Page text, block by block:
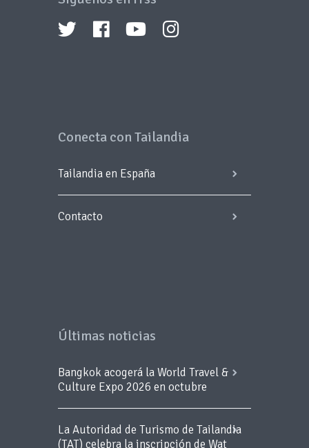
Conecta con Tailandia
Tailandia en España
Contacto
Últimas noticias
Bangkok acogerá la World Travel &
Culture Expo 2026 en octubre
La Autoridad de Turismo de Tailandia
(TAT) celebra la inscripción de Wat